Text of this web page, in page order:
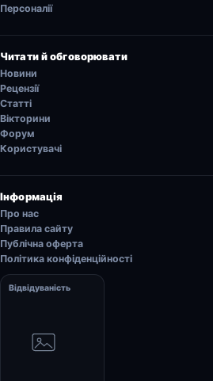
Персоналії
Читати й обговорювати
Новини
Рецензії
Статті
Вікторини
Форум
Користувачі
Інформація
Про нас
Правила сайту
Публічна оферта
Політика конфіденційності
Відвідуваність